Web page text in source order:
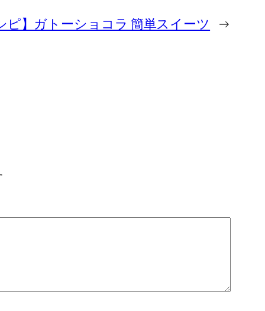
ピ】ガトーショコラ 簡単スイーツ →